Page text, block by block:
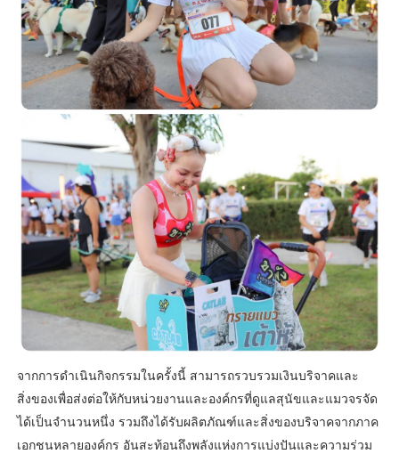
จากการดำเนินกิจกรรมในครั้งนี้ สามารถรวบรวมเงินบริจาคและ
สิ่งของเพื่อส่งต่อให้กับหน่วยงานและองค์กรที่ดูแลสุนัขและแมวจรจัด
ได้เป็นจำนวนหนึ่ง รวมถึงได้รับผลิตภัณฑ์และสิ่งของบริจาคจากภาค
เอกชนหลายองค์กร อันสะท้อนถึงพลังแห่งการแบ่งปันและความร่วม